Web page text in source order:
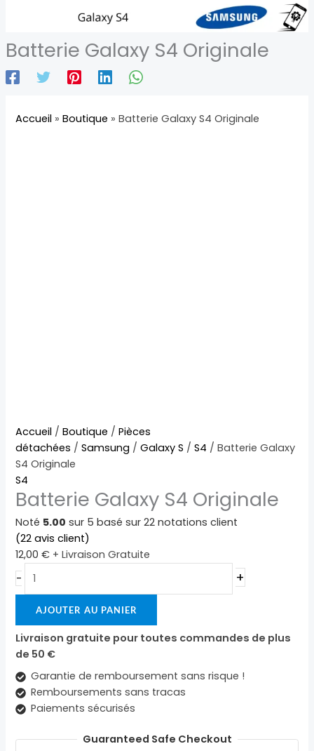
Batterie Galaxy S4 Originale
Accueil »Boutique »Batterie Galaxy S4 Originale
Accueil /Boutique /Pièces
détachées /Samsung /Galaxy S /S4 / Batterie Galaxy
S4 Originale
S4
Batterie Galaxy S4 Originale
Noté 5.00 sur 5 basé sur22 notations client
(22 avis client)
12,00€ + Livraison Gratuite
-
quantité
de
Batterie
Galaxy
S4
+
AJOUTER AU PANIER
Livraison gratuite pour toutes commandes de plus
de 50 €
Garantie de remboursement sans risque !
Remboursements sans tracas
Paiements sécurisés
Guaranteed Safe Checkout